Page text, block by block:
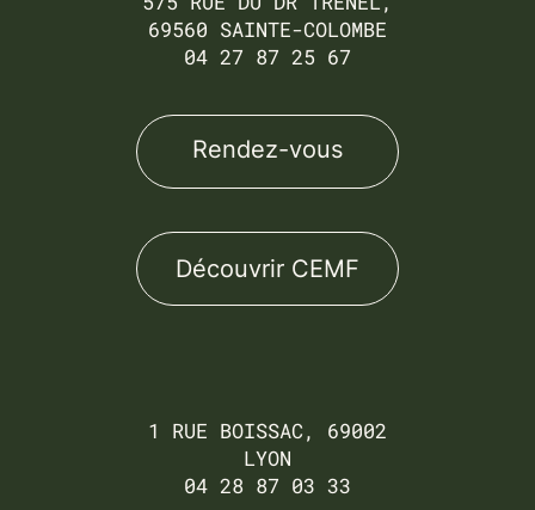
69560 SAINTE-COLOMBE
04 27 87 25 67
Rendez-vous
Découvrir CEMF
1 RUE BOISSAC, 69002
LYON
04 28 87 03 33